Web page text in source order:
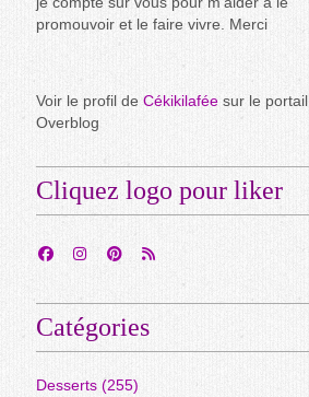
promouvoir et le faire vivre. Merci
Voir le profil de Cékikilafée sur le portail
Overblog
Cliquez logo pour liker
Catégories
Desserts (255)